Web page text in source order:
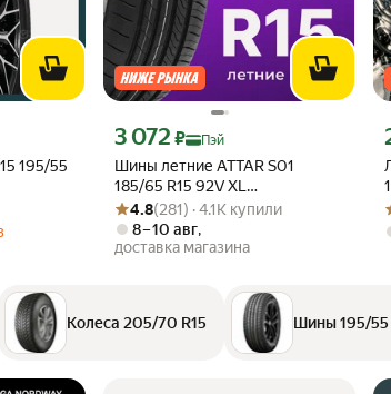
195/55
4991 ₽ вместо
Шины летние ATTAR S01
185/65 R15 92V XL
нешипованная летняя резина
Цена с картой Яндекс Пэй 3072 ₽ вместо
3 072 ₽ Пэй
Рейтинг товара: 4.8 из 5
Оценок: (281) · 4.1K купили
4.8(281) · 4.1K купили
8 – 10 авг,
доставка магазина
Колеса 205/70 R15 Шины 195/55